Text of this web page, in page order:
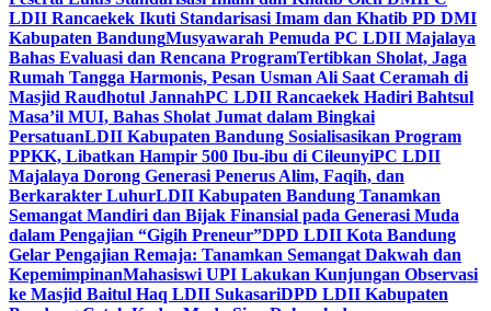
LDII Rancaekek Ikuti Standarisasi Imam dan Khatib PD DMI
Kabupaten BandungMusyawarah Pemuda PC LDII Majalaya
Bahas Evaluasi dan Rencana ProgramTertibkan Sholat, Jaga
Rumah Tangga Harmonis, Pesan Usman Ali Saat Ceramah di
Masjid Raudhotul JannahPC LDII Rancaekek Hadiri Bahtsul
Masa’il MUI, Bahas Sholat Jumat dalam Bingkai
PersatuanLDII Kabupaten Bandung Sosialisasikan Program
PPKK, Libatkan Hampir 500 Ibu-ibu di CileunyiPC LDII
Majalaya Dorong Generasi Penerus Alim, Faqih, dan
Berkarakter LuhurLDII Kabupaten Bandung Tanamkan
Semangat Mandiri dan Bijak Finansial pada Generasi Muda
dalam Pengajian “Gigih Preneur”DPD LDII Kota Bandung
Gelar Pengajian Remaja: Tanamkan Semangat Dakwah dan
KepemimpinanMahasiswi UPI Lakukan Kunjungan Observasi
ke Masjid Baitul Haq LDII SukasariDPD LDII Kabupaten